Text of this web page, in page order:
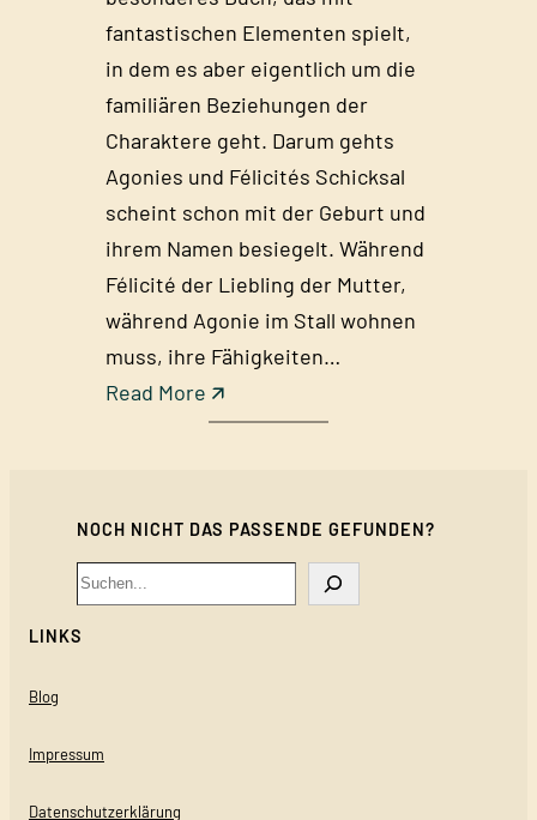
fantastischen Elementen spielt,
in dem es aber eigentlich um die
familiären Beziehungen der
Charaktere geht. Darum gehts
Agonies und Félicités Schicksal
scheint schon mit der Geburt und
ihrem Namen besiegelt. Während
Félicité der Liebling der Mutter,
während Agonie im Stall wohnen
muss, ihre Fähigkeiten…
Read More 🡭:
„
e
f
ü
NOCH NICHT DAS PASSENDE GEFUNDEN?
Search
LINKS
Blog
Impressum
Datenschutzerklärung